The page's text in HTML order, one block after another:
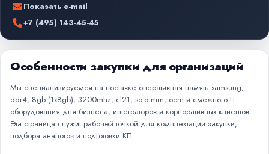
Показать e-mail
+7 (495) 143-45-45
Особенности закупки для организаций
Мы специализируемся на поставке оперативная память samsung,
ddr4, 8gb (1x8gb), 3200mhz, cl21, so-dimm, oem и смежного IT-
оборудования для бизнеса, интеграторов и корпоративных клиентов.
Эта страница служит рабочей точкой для комплектации закупки,
подбора аналогов и подготовки КП.